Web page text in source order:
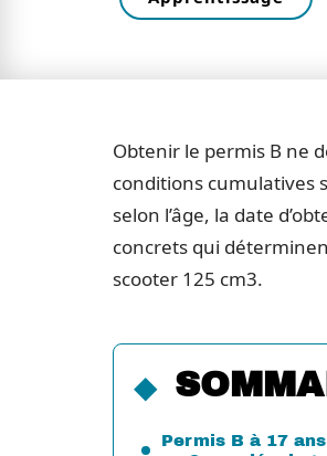
Obtenir le permis B ne
conditions cumulatives
selon l’âge, la date
concrets qui
scooter 125 cm3.
Permis B à 17